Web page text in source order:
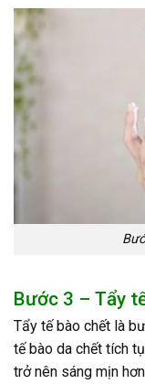
Bước 3 – Tẩy
Tẩy tế bào chết là
tế bào da chết tích
trở nên sáng mịn